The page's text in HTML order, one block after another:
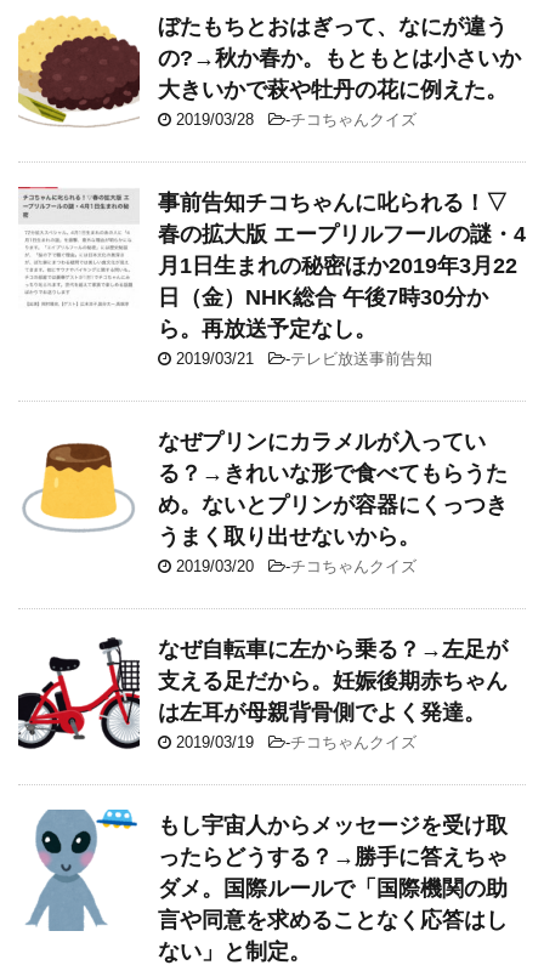
ぼたもちとおはぎって、なにが違う
の?→秋か春か。もともとは小さいか
大きいかで萩や牡丹の花に例えた。
2019/03/28 -チコちゃんクイズ
事前告知チコちゃんに叱られる！▽
春の拡大版 エープリルフールの謎・4
月1日生まれの秘密ほか2019年3月22
日（金）NHK総合 午後7時30分か
ら。再放送予定なし。
2019/03/21 -テレビ放送事前告知
なぜプリンにカラメルが入ってい
る？→きれいな形で食べてもらうた
め。ないとプリンが容器にくっつき
うまく取り出せないから。
2019/03/20 -チコちゃんクイズ
なぜ自転車に左から乗る？→左足が
支える足だから。妊娠後期赤ちゃん
は左耳が母親背骨側でよく発達。
2019/03/19 -チコちゃんクイズ
もし宇宙人からメッセージを受け取
ったらどうする？→勝手に答えちゃ
ダメ。国際ルールで「国際機関の助
言や同意を求めることなく応答はし
ない」と制定。